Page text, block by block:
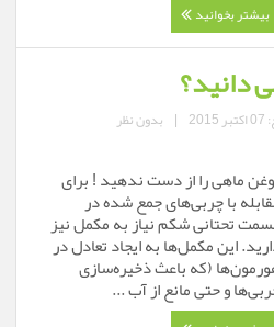
بیشتر بخوانید
دانید؟
| بدون نظر
‫‏ماهی‬ را از دست ندهید ! برای
با ‫‏چربی‌های‬ جمع شده در
تحتانی ‫‏شکم‬ نیاز به مکمل نیز
این ‫مکمل‌ها‬ به ایجاد تعادل در
(که باعث ذخیره‌سازی
و حتی مانع از آب ...